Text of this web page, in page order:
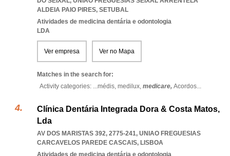
ALDEIA PAIO PIRES, SETUBAL
Atividades de medicina dentária e odontologia
LDA
Ver empresa Ver no Mapa
Matches in the search for:
Activity categories: ...médis, medilux, medicare, Acordos...
Clínica Dentária Integrada Dora & Costa Matos,
Lda
AV DOS MARISTAS 392, 2775-241, UNIAO FREGUESIAS
CARCAVELOS PAREDE CASCAIS, LISBOA
Atividades de medicina dentária e odontologia